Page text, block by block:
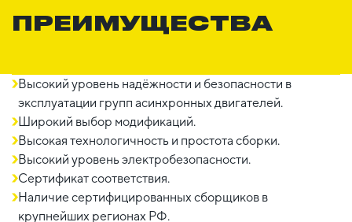
ПРЕИМУЩЕСТВА
Высокий уровень надёжности и безопасности в
эксплуатации групп асинхронных двигателей.
Широкий выбор модификаций.
Высокая технологичность и простота сборки.
Высокий уровень электробезопасности.
Сертификат соответствия.
Наличие сертифицированных сборщиков в
крупнейших регионах РФ.